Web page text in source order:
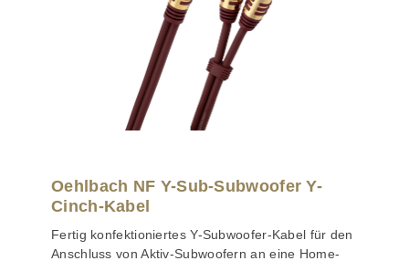
flexibel und bietet zudem massive und
kontaktstarke Stecker.
Oehlbach NF Y-Sub-Subwoofer Y-
Cinch-Kabel
Fertig konfektioniertes Y-Subwoofer-Kabel für den
Anschluss von Aktiv-Subwoofern an eine Home-